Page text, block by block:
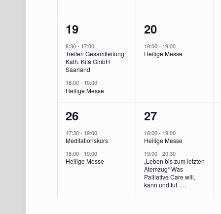
2
Veranstaltungen,
19
8:30- 17:00
Treffen Gesamtleitung
Kath. Kita GmbH
Saarland
18:00- 19:00
Heilige Messe
1
20
18:00- 19:00
Heilige Messe
2
Veranstaltungen,
26
17:30- 19:00
Meditationskurs
18:00- 19:00
Heilige Messe
2
27
18:00- 19:00
Heilige Messe
19:00- 20:30
„Leben bis zum letzten
Atemzug“ Was
Palliative Care will,
kann und tut ….